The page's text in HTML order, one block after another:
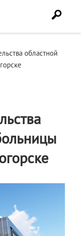
областной